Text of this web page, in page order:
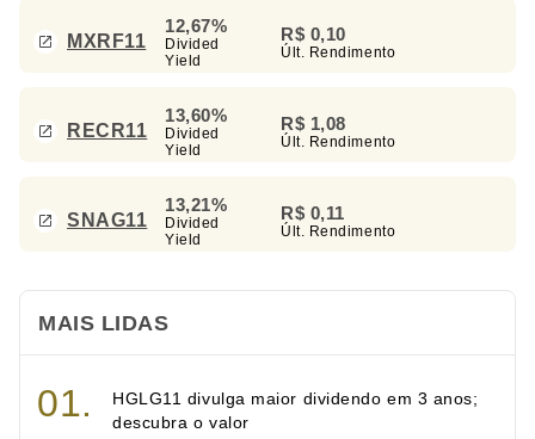
MXRF11
12,67%
Divided
Yield
R$ 0,10
Últ. Rendimento
RECR11
13,60%
Divided
Yield
R$ 1,08
Últ. Rendimento
SNAG11
13,21%
Divided
Yield
R$ 0,11
Últ. Rendimento
MAIS LIDAS
HGLG11 divulga maior dividendo em 3 anos;
descubra o valor